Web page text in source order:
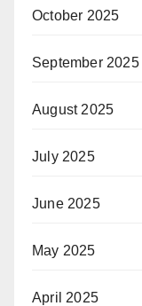
October 2025
September 2025
August 2025
July 2025
June 2025
May 2025
April 2025